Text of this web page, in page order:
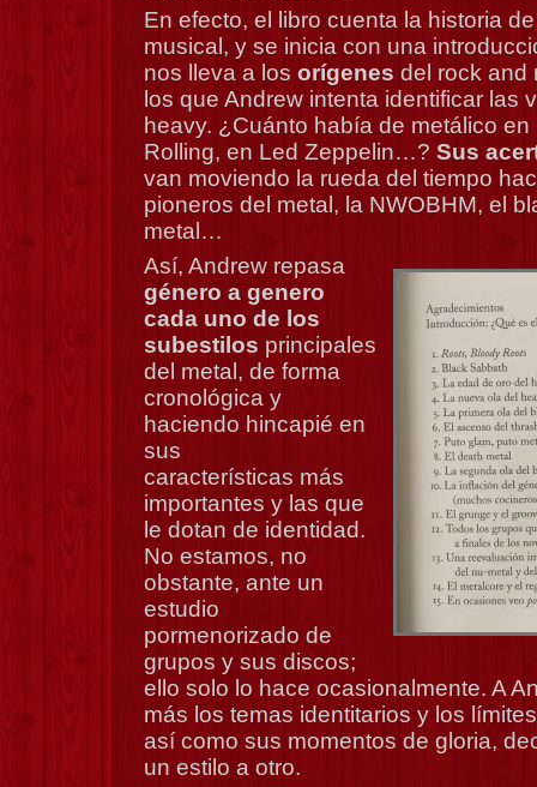
En efecto, el libro cuenta la historia
musical, y se inicia con una
nos lleva a los orígenes del rock and
los que Andrew intenta identificar las
heavy. ¿Cuánto había de metálico
Rolling, en Led Zeppelin…? Sus
van moviendo la rueda del tiempo
pioneros del metal, la NWOBHM, el
metal…
Así, Andrew repasa
género a genero
cada uno de los
subestilos principales
del metal, de forma
cronológica y
haciendo hincapié en
sus
características más
importantes y las que
le dotan de identidad.
No estamos, no
obstante, ante un
estudio
pormenorizado de
grupos y sus discos;
ello solo lo hace ocasionalmente. A
más los temas identitarios y los
así como sus momentos de gloria,
un estilo a otro.